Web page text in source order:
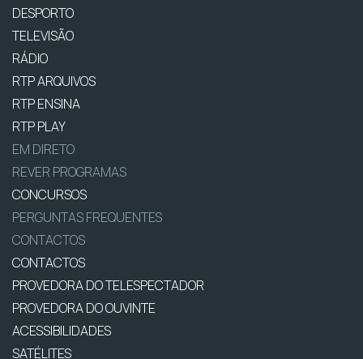
DESPORTO
TELEVISÃO
RÁDIO
RTP ARQUIVOS
RTP ENSINA
RTP PLAY
EM DIRETO
REVER PROGRAMAS
CONCURSOS
PERGUNTAS FREQUENTES
CONTACTOS
CONTACTOS
PROVEDORA DO TELESPECTADOR
PROVEDORA DO OUVINTE
ACESSIBILIDADES
SATÉLITES